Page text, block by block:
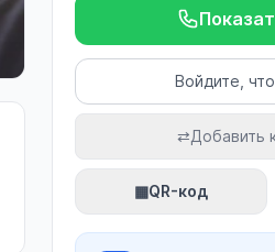
Войдите,
⇄Добавить
▦QR-код